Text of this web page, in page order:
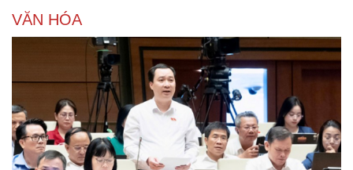
Văn hóa
Sân khấu - Điện ảnh
Di sản
Giải trí
Nghệ sĩ
Thời trang
Sao Việt
VĂN HÓA